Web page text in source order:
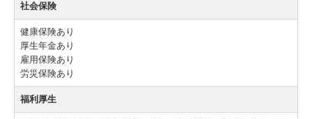
社会保険
健康保険あり
厚生年金あり
雇用保険あり
労災保険あり
福利厚生